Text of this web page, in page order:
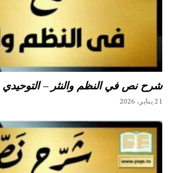
شرح نص في النظم والنثر – التوحيدي
21 يناير، 2026